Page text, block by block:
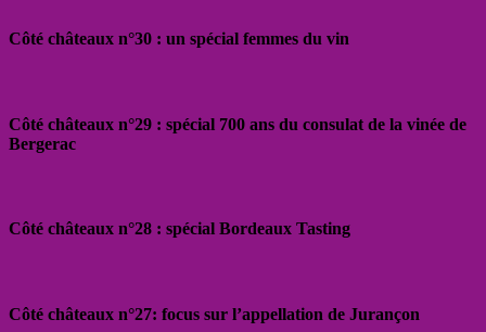
Côté châteaux n°30 : un spécial femmes du vin
Côté châteaux n°29 : spécial 700 ans du consulat de la vinée de
Bergerac
Côté châteaux n°28 : spécial Bordeaux Tasting
Côté châteaux n°27: focus sur l’appellation de Jurançon